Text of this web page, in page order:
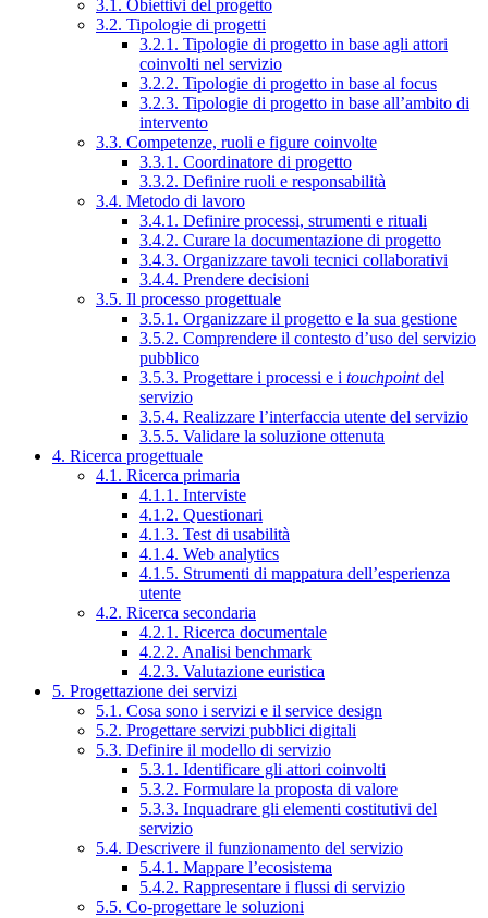
3.1. Obiettivi del progetto
3.2. Tipologie di progetti
3.2.1. Tipologie di progetto in base agli attori
coinvolti nel servizio
3.2.2. Tipologie di progetto in base al focus
3.2.3. Tipologie di progetto in base all’ambito di
intervento
3.3. Competenze, ruoli e figure coinvolte
3.3.1. Coordinatore di progetto
3.3.2. Definire ruoli e responsabilità
3.4. Metodo di lavoro
3.4.1. Definire processi, strumenti e rituali
3.4.2. Curare la documentazione di progetto
3.4.3. Organizzare tavoli tecnici collaborativi
3.4.4. Prendere decisioni
3.5. Il processo progettuale
3.5.1. Organizzare il progetto e la sua gestione
3.5.2. Comprendere il contesto d’uso del servizio
pubblico
3.5.3. Progettare i processi e i touchpointdel
servizio
3.5.4. Realizzare l’interfaccia utente del servizio
3.5.5. Validare la soluzione ottenuta
4. Ricerca progettuale
4.1. Ricerca primaria
4.1.1. Interviste
4.1.2. Questionari
4.1.3. Test di usabilità
4.1.4. Web analytics
4.1.5. Strumenti di mappatura dell’esperienza
utente
4.2. Ricerca secondaria
4.2.1. Ricerca documentale
4.2.2. Analisi benchmark
4.2.3. Valutazione euristica
5. Progettazione dei servizi
5.1. Cosa sono i servizi e il service design
5.2. Progettare servizi pubblici digitali
5.3. Definire il modello di servizio
5.3.1. Identificare gli attori coinvolti
5.3.2. Formulare la proposta di valore
5.3.3. Inquadrare gli elementi costitutivi del
servizio
5.4. Descrivere il funzionamento del servizio
5.4.1. Mappare l’ecosistema
5.4.2. Rappresentare i flussi di servizio
5.5. Co-progettare le soluzioni